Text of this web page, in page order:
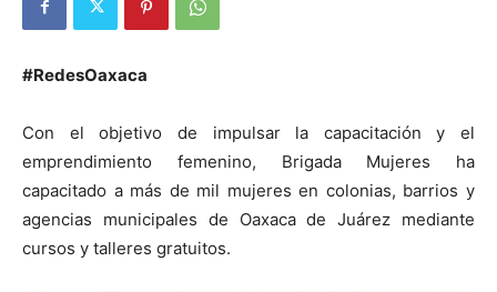
#RedesOaxaca
Con el objetivo de impulsar la capacitación y el
emprendimiento femenino, Brigada Mujeres ha
capacitado a más de mil mujeres en colonias, barrios y
agencias municipales de Oaxaca de Juárez mediante
cursos y talleres gratuitos.